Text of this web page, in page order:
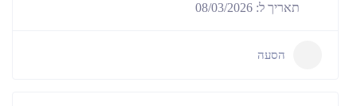
תאריך ל: 08/03/2026
הסעה